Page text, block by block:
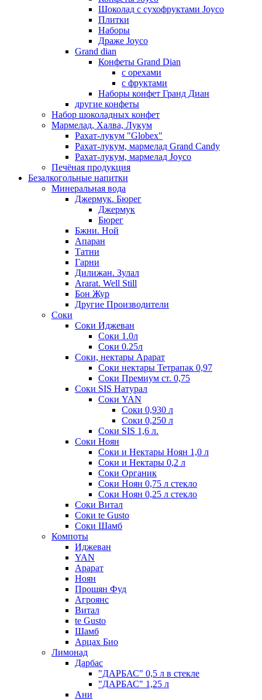
Шоколад с сухофруктами Joyco
Плитки
Наборы
Драже Joyco
Grand dian
Конфеты Grand Dian
с орехами
с фруктами
Наборы конфет Гранд Диан
другие конфеты
Набор шоколадных конфет
Мармелад, Халва, Лукум
Рахат-лукум "Globex"
Рахат-лукум, мармелад Grand Candy
Рахат-лукум, мармелад Joyco
Печёная продукция
Безалкогольные напитки
Минеральная вода
Джермук. Бюрег
Джермук
Бюрег
Бжни. Ной
Апаран
Татни
Гарни
Дилижан. Зулал
Ararat. Well Still
Бон Жур
Другие Производители
Соки
Соки Иджеван
Соки 1.0л
Соки 0.25л
Соки, нектары Арарат
Соки нектары Тетрапак 0,97
Соки Премиум ст. 0,75
Соки SIS Натурал
Соки YAN
Соки 0,930 л
Соки 0,250 л
Соки SIS 1,6 л.
Соки Ноян
Соки и Нектары Ноян 1,0 л
Соки и Нектары 0,2 л
Соки Органик
Соки Ноян 0,75 л стекло
Соки Ноян 0,25 л стекло
Соки Витал
Соки te Gusto
Соки Шамб
Компоты
Иджеван
YAN
Арарат
Ноян
Прошян Фуд
Агроянс
Витал
te Gusto
Шамб
Арцах Био
Лимонад
Дарбас
"ДАРБАС" 0,5 л в стекле
"ДАРБАС" 1,25 л
Ани